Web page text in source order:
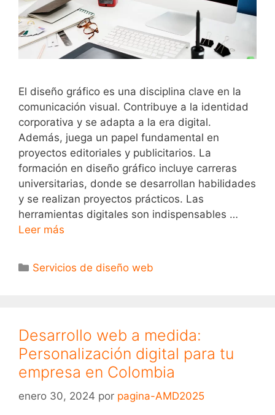
El diseño gráfico es una disciplina clave en la
comunicación visual. Contribuye a la identidad
corporativa y se adapta a la era digital.
Además, juega un papel fundamental en
proyectos editoriales y publicitarios. La
formación en diseño gráfico incluye carreras
universitarias, donde se desarrollan habilidades
y se realizan proyectos prácticos. Las
herramientas digitales son indispensables …
Leer más
Servicios de diseño web
Desarrollo web a medida:
Personalización digital para tu
empresa en Colombia
enero 30, 2024 por pagina-AMD2025